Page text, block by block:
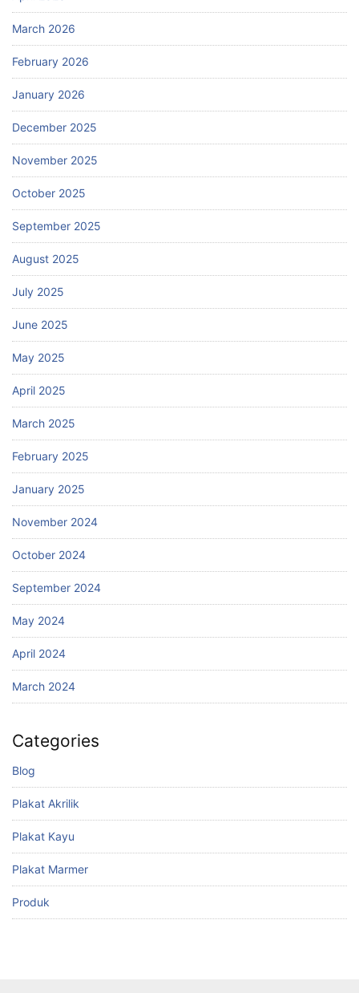
March 2026
February 2026
January 2026
December 2025
November 2025
October 2025
September 2025
August 2025
July 2025
June 2025
May 2025
April 2025
March 2025
February 2025
January 2025
November 2024
October 2024
September 2024
May 2024
April 2024
March 2024
Categories
Blog
Plakat Akrilik
Plakat Kayu
Plakat Marmer
Produk